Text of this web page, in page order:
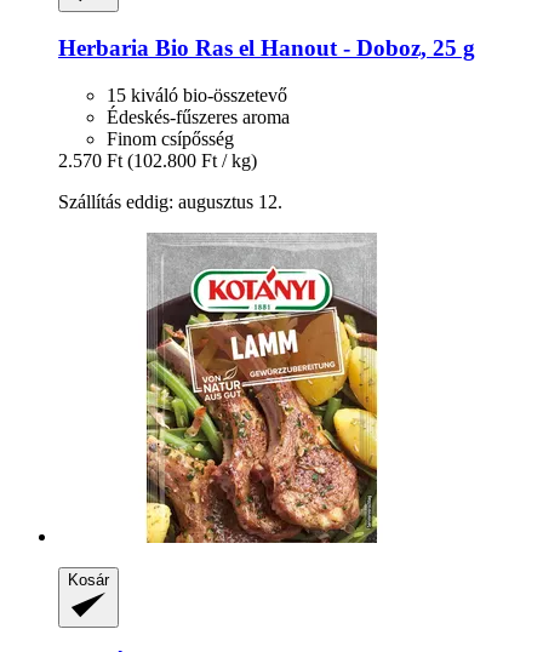
Herbaria Bio Ras el Hanout -​ Doboz, 25 g
15 kiváló bio-összetevő
Édeskés-fűszeres aroma
Finom csípősség
2.570 Ft (102.800 Ft / kg)
Szállítás eddig: augusztus 12.
Kosár